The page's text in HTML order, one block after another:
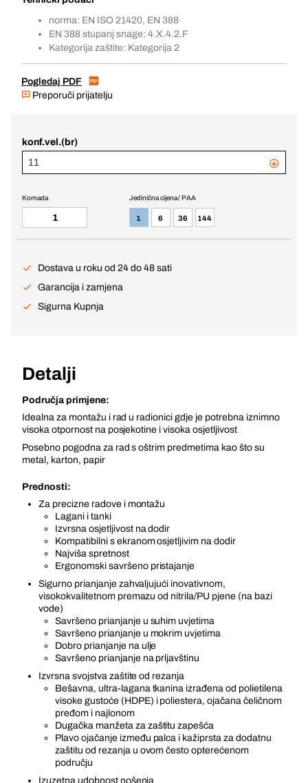
norma: EN ISO 21420, EN 388
EN 388 stupanj snage: 4.X.4.2.F
Kategorija zaštite: Kategorija 2
Pogledaj PDF
Preporuči prijatelju
konf.vel.(br)
11
Jedinična cijena / PAA
1 6 36 144
Komada
Dostava u roku od 24 do 48 sati
Garancija i zamjena
Sigurna Kupnja
Detalji
Područja primjene:
Idealna za montažu i rad u radionici gdje je potrebna iznimno
visoka otpornost na posjekotine i visoka osjetljivost
Posebno pogodna za rad s oštrim predmetima kao što su
metal, karton, papir
Prednosti:
Za precizne radove i montažu
Lagani i tanki
Izvrsna osjetljivost na dodir
Kompatibilni s ekranom osjetljivim na dodir
Najviša spretnost
Ergonomski savršeno pristajanje
Sigurno prianjanje zahvaljujući inovativnom,
visokokvalitetnom premazu od nitrila/PU pjene (na bazi
vode)
Savršeno prianjanje u suhim uvjetima
Savršeno prianjanje u mokrim uvjetima
Dobro prianjanje na ulje
Savršeno prianjanje na prljavštinu
Izvrsna svojstva zaštite od rezanja
Bešavna, ultra-lagana tkanina izrađena od polietilena
visoke gustoće (HDPE) i poliestera, ojačana čeličnom
pređom i najlonom
Dugačka manžeta za zaštitu zapešća
Plavo ojačanje između palca i kažiprsta za dodatnu
zaštitu od rezanja u ovom često opterećenom
području
Izuzetna udobnost nošenja